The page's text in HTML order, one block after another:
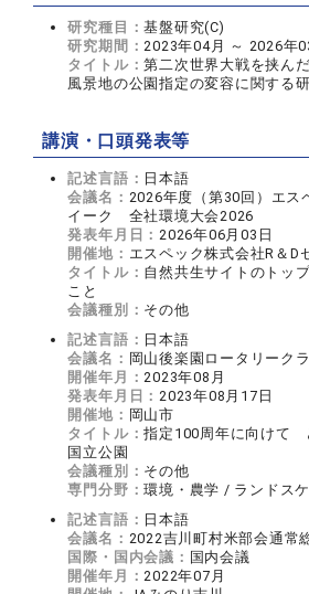
研究種目：基盤研究(C)
研究期間： 2023年04月 ～ 2026年
タイトル：第二次世界大戦を挟ん
風景地の公園指定の変容に関する
講演・口頭発表等
記述言語： 日本語
会議名： 2026年度（第30回）エス
イーク 全社環境大会2026
発表年月日： 2026年06月03日
開催地： エスペック株式会社R＆D
タイトル： 自然共生サイトのトッ
こと
会議種別： その他
記述言語： 日本語
会議名： 岡山後楽園ロータリーク
開催年月： 2023年08月
発表年月日： 2023年08月17日
開催地： 岡山市
タイトル：指定100周年に向けて
国立公園
会議種別： その他
専門分野：環境・農学 / ランドス
記述言語： 日本語
会議名： 2022吉川町村米部会通常
国際・国内会議： 国内会議
開催年月： 2022年07月